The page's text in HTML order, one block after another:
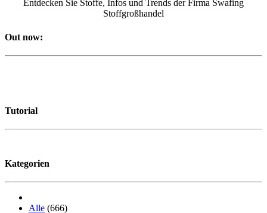
Entdecken Sie Stoffe, Infos und Trends der Firma Swafing
Stoffgroßhandel
Out now:
Tutorial
Kategorien
Alle (666)